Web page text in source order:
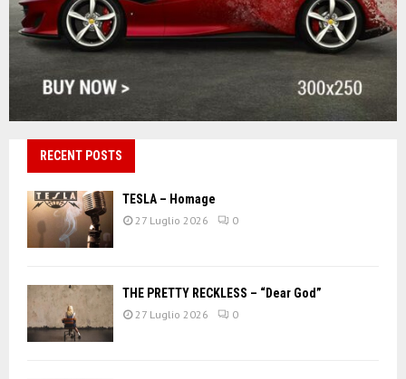
RECENT POSTS
TESLA – Homage
27 Luglio 2026 0
THE PRETTY RECKLESS – “Dear God”
27 Luglio 2026 0